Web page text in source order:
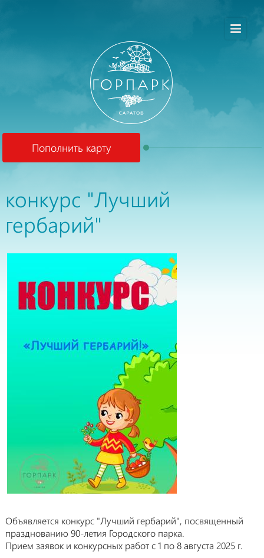
Пополнить карту
конкурс "Лучший
гербарий"
Объявляется конкурс "Лучший гербарий", посвященный
празднованию 90-летия Городского парка.
Прием заявок и конкурсных работ с 1 по 8 августа 2025 г.